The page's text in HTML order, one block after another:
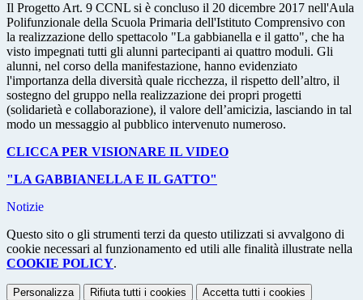
Il Progetto Art. 9 CCNL si è concluso il 20 dicembre 2017 nell'Aula
Polifunzionale della Scuola Primaria dell'Istituto Comprensivo con
la realizzazione dello spettacolo "La gabbianella e il gatto", che ha
visto impegnati tutti gli alunni partecipanti ai quattro moduli. Gli
alunni, nel corso della manifestazione, hanno evidenziato
l'importanza della diversità quale ricchezza, il rispetto dell’altro, il
sostegno del gruppo nella realizzazione dei propri progetti
(solidarietà e collaborazione), il valore dell’amicizia, lasciando in tal
modo un messaggio al pubblico intervenuto numeroso.
CLICCA PER VISIONARE IL VIDEO
"LA GABBIANELLA E IL GATTO"
Notizie
Questo sito o gli strumenti terzi da questo utilizzati si avvalgono di
cookie necessari al funzionamento ed utili alle finalità illustrate nella
COOKIE POLICY.
Personalizza Rifiuta tutti i cookies Accetta tutti i cookies